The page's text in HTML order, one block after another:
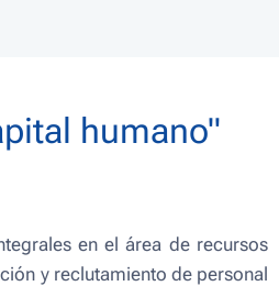
humano"
en el área de recursos
y reclutamiento de personal